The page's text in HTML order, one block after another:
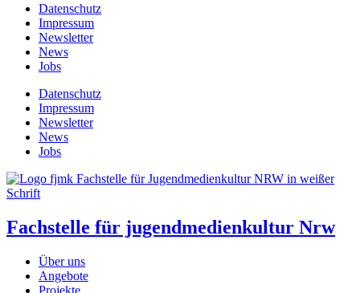
Datenschutz
Impressum
Newsletter
News
Jobs
Datenschutz
Impressum
Newsletter
News
Jobs
Fachstelle für jugendmedienkultur Nrw
Über uns
Angebote
Projekte